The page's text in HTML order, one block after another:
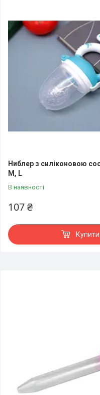
Ниблер з силіконовою
M, L
В наявності
107 ₴
Купити